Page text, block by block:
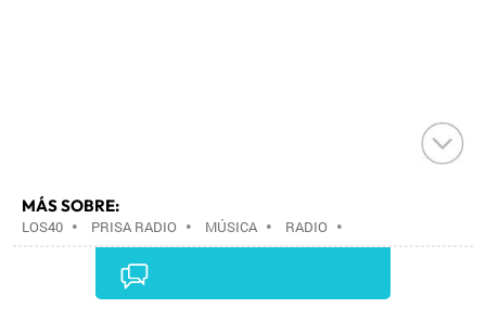
MÁS SOBRE:
LOS40 • PRISA RADIO • MÚSICA • RADIO •
GRUPO PRISA•GRUPO COMUNICACIÓN•MEDIOS
COMUNICACIÓN•